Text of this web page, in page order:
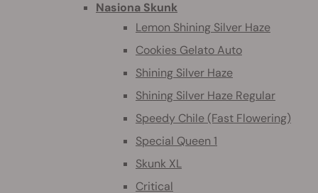
Nasiona Skunk
Lemon Shining Silver Haze
Cookies Gelato Auto
Shining Silver Haze
Shining Silver Haze Regular
Speedy Chile (Fast Flowering)
Special Queen 1
Skunk XL
Critical